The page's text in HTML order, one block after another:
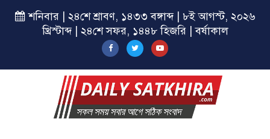
শনিবার | ২৪শে শ্রাবণ, ১৪৩৩ বঙ্গাব্দ | ৮ই আগস্ট, ২০২৬
খ্রিস্টাব্দ | ২৪শে সফর, ১৪৪৮ হিজরি | বর্ষাকাল